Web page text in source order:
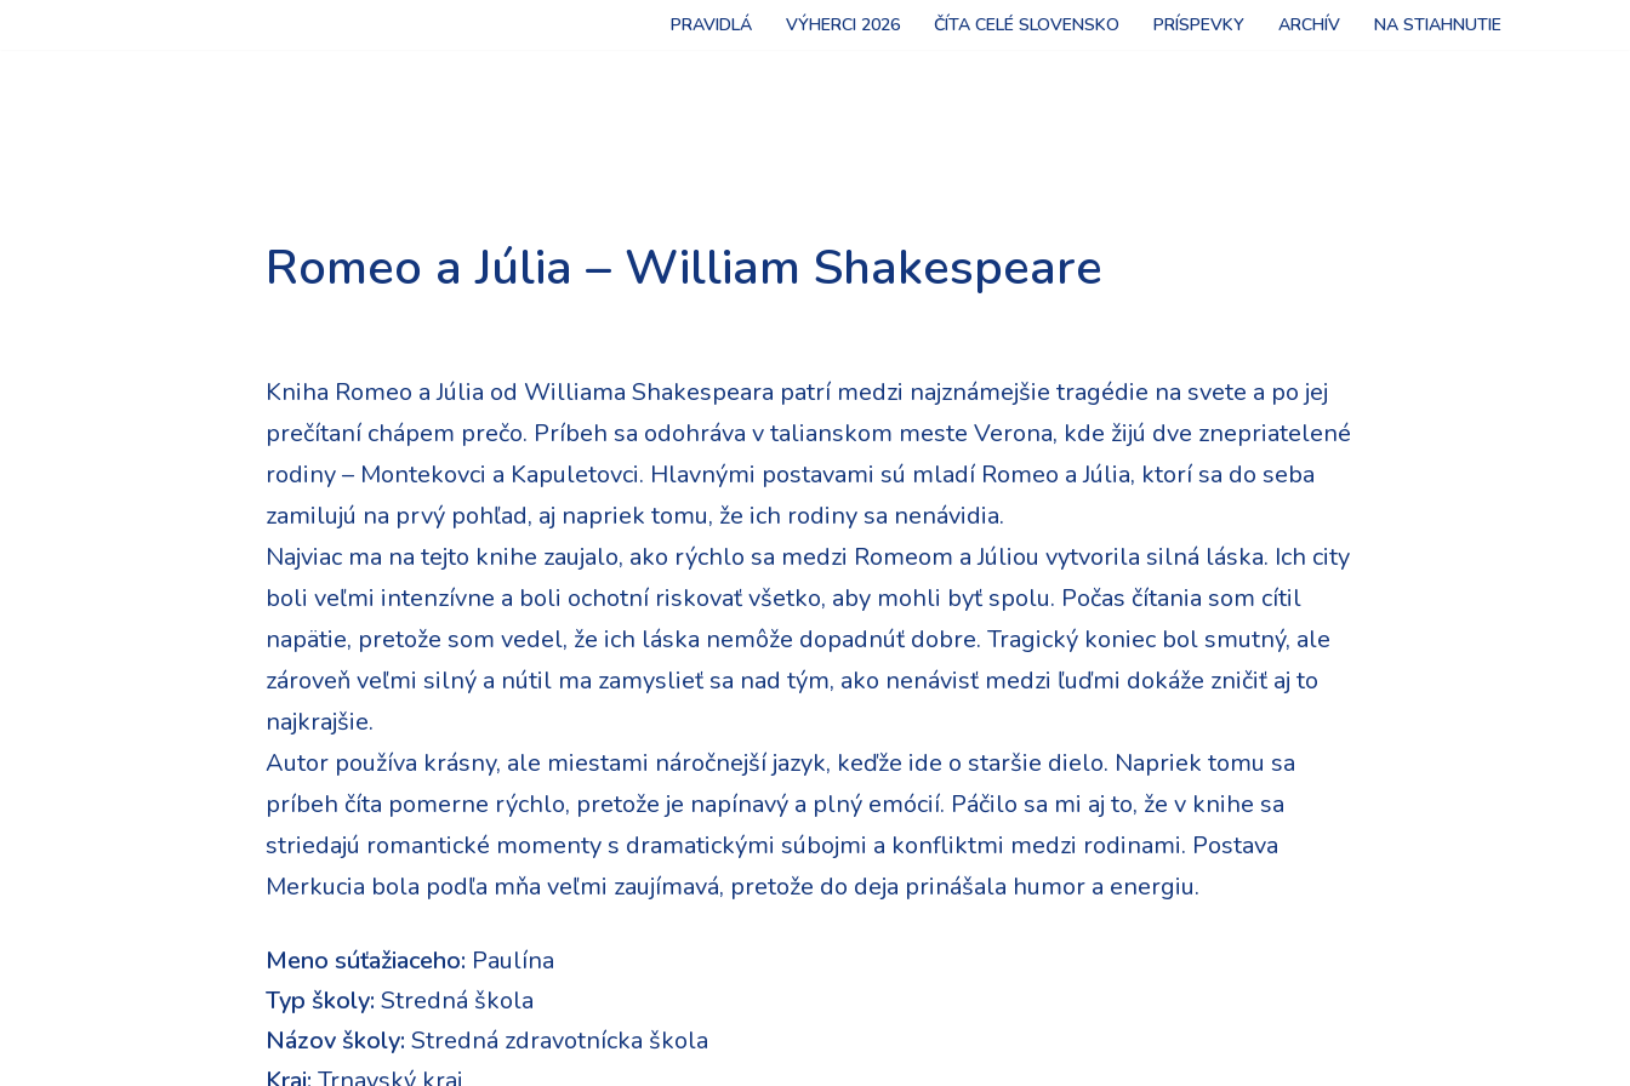
PRAVIDLÁ VÝHERCI 2026 ČÍTA CELÉ SLOVENSKO PRÍSPEVKY ARCHÍV NA STIAHNUTIE
Romeo a Júlia – William Shakespeare
Kniha Romeo a Júlia od Williama Shakespeara patrí medzi najznámejšie tragédie na svete a po jej
prečítaní chápem prečo. Príbeh sa odohráva v talianskom meste Verona, kde žijú dve znepriatelené
rodiny – Montekovci a Kapuletovci. Hlavnými postavami sú mladí Romeo a Júlia, ktorí sa do seba
zamilujú na prvý pohľad, aj napriek tomu, že ich rodiny sa nenávidia.
Najviac ma na tejto knihe zaujalo, ako rýchlo sa medzi Romeom a Júliou vytvorila silná láska. Ich city
boli veľmi intenzívne a boli ochotní riskovať všetko, aby mohli byť spolu. Počas čítania som cítil
napätie, pretože som vedel, že ich láska nemôže dopadnúť dobre. Tragický koniec bol smutný, ale
zároveň veľmi silný a nútil ma zamyslieť sa nad tým, ako nenávisť medzi ľuďmi dokáže zničiť aj to
najkrajšie.
Autor používa krásny, ale miestami náročnejší jazyk, keďže ide o staršie dielo. Napriek tomu sa
príbeh číta pomerne rýchlo, pretože je napínavý a plný emócií. Páčilo sa mi aj to, že v knihe sa
striedajú romantické momenty s dramatickými súbojmi a konfliktmi medzi rodinami. Postava
Merkucia bola podľa mňa veľmi zaujímavá, pretože do deja prinášala humor a energiu.
Meno súťažiaceho: Paulína
Typ školy: Stredná škola
Názov školy: Stredná zdravotnícka škola